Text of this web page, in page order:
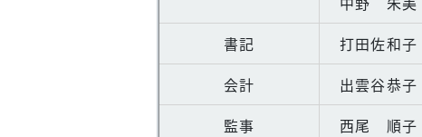
書記
打田佐和子
会計
出雲谷恭子
監事
西尾 順子